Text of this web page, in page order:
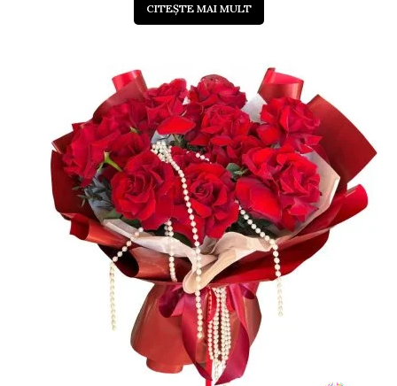
CITEȘTE MAI MULT